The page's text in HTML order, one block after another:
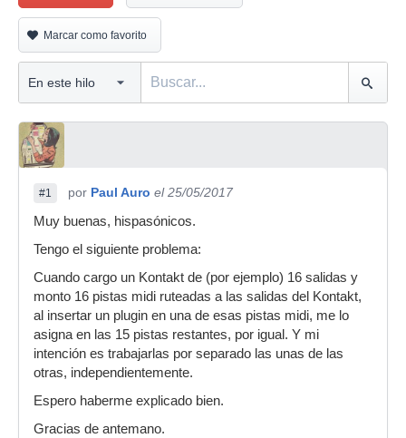
Marcar como favorito
#1 por Paul Auro el 25/05/2017
Muy buenas, hispasónicos.
Tengo el siguiente problema:
Cuando cargo un Kontakt de (por ejemplo) 16 salidas y
monto 16 pistas midi ruteadas a las salidas del Kontakt,
al insertar un plugin en una de esas pistas midi, me lo
asigna en las 15 pistas restantes, por igual. Y mi
intención es trabajarlas por separado las unas de las
otras, independientemente.
Espero haberme explicado bien.
Gracias de antemano.